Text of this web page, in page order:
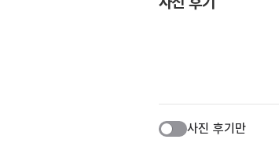
사진 후기만